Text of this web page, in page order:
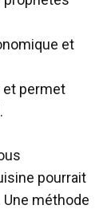
et
et permet
pourrait
Une méthode